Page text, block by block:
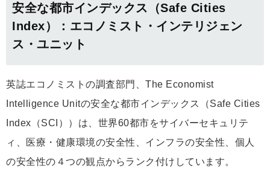
安全な都市インデックス（Safe Cities
Index）：エコノミスト・インテリジェン
ス・ユニット
英誌エコノミストの調査部門、The Economist
Intelligence Unitの安全な都市インデックス（Safe Cities
Index（SCI））は、世界60都市をサイバーセキュリテ
ィ、医療・健康環境の安全性、インフラの安全性、個人
の安全性の４つの観点からランク付けしています。